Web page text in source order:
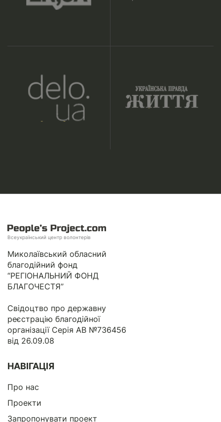
Всеукраїнський центр волонтерів
Миколаївський обласний
благодійний фонд
“РЕГІОНАЛЬНИЙ ФОНД
БЛАГОЧЕСТЯ”
Свідоцтво про державну
реєстрацію благодійної
організації Серія АВ №736456
від 26.09.08
НАВІГАЦІЯ
Про нас
Проекти
Запропонувати проект